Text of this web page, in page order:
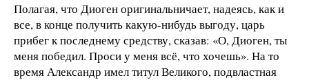
Полагая, что Диоген оригинальничает, надеясь, как и
все, в конце получить какую-нибудь выгоду, царь
прибег к последнему средству, сказав: «О, Диоген, ты
меня победил. Проси у меня всё, что хочешь». На то
время Александр имел титул Великого, подвластная